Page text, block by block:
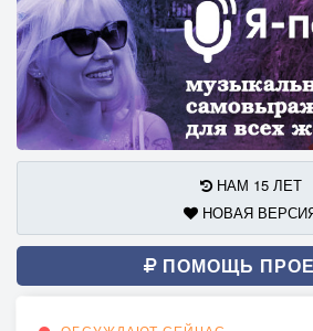
НАМ 15 ЛЕТ
НОВАЯ
ПОМОЩЬ